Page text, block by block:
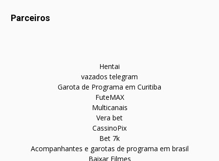
Parceiros
Hentai
vazados telegram
Garota de Programa em Curitiba
FuteMAX
Multicanais
Vera bet
CassinoPix
Bet 7k
Acompanhantes e garotas de programa em brasil
Baixar Filmes